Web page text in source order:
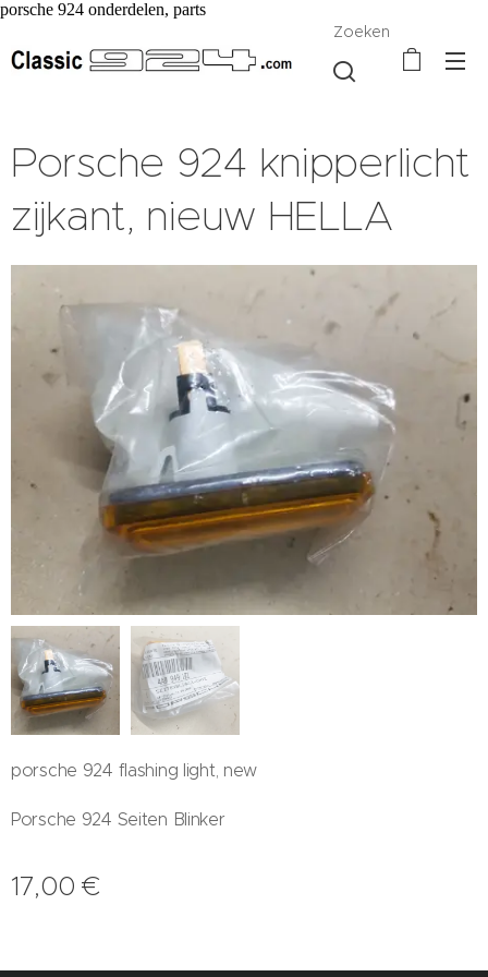
porsche 924 onderdelen, parts
Zoeken
Porsche 924 knipperlicht
zijkant, nieuw HELLA
porsche 924 flashing light, new
Porsche 924 Seiten Blinker
17,00 €